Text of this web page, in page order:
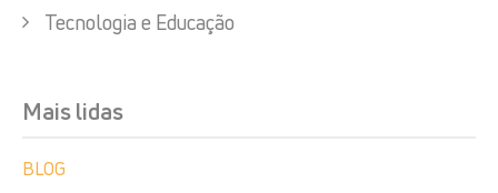
Tecnologia e Educação
Mais lidas
BLOG